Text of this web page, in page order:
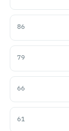
86
79
66
61